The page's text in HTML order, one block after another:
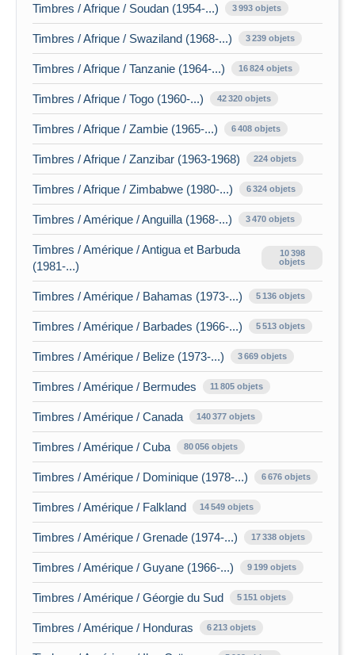
Timbres / Afrique / Soudan (1954-...) 3 993 objets
Timbres / Afrique / Swaziland (1968-...) 3 239 objets
Timbres / Afrique / Tanzanie (1964-...) 16 824 objets
Timbres / Afrique / Togo (1960-...) 42 320 objets
Timbres / Afrique / Zambie (1965-...) 6 408 objets
Timbres / Afrique / Zanzibar (1963-1968) 224 objets
Timbres / Afrique / Zimbabwe (1980-...) 6 324 objets
Timbres / Amérique / Anguilla (1968-...) 3 470 objets
Timbres / Amérique / Antigua et Barbuda
(1981-...)
10 398
objets
Timbres / Amérique / Bahamas (1973-...) 5 136 objets
Timbres / Amérique / Barbades (1966-...) 5 513 objets
Timbres / Amérique / Belize (1973-...) 3 669 objets
Timbres / Amérique / Bermudes 11 805 objets
Timbres / Amérique / Canada 140 377 objets
Timbres / Amérique / Cuba 80 056 objets
Timbres / Amérique / Dominique (1978-...) 6 676 objets
Timbres / Amérique / Falkland 14 549 objets
Timbres / Amérique / Grenade (1974-...) 17 338 objets
Timbres / Amérique / Guyane (1966-...) 9 199 objets
Timbres / Amérique / Géorgie du Sud 5 151 objets
Timbres / Amérique / Honduras 6 213 objets